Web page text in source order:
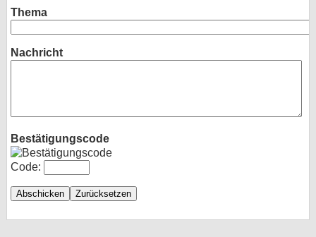
Thema
Nachricht
Bestätigungscode
Code:
Nutzungsbedingungen
Datenschutz